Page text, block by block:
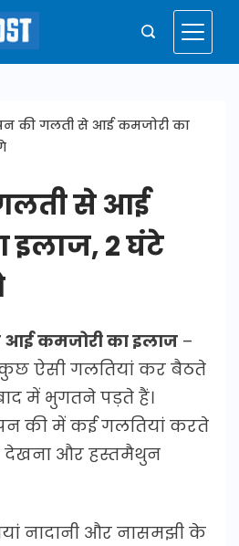
की गलती से आई कमजोरी का
से आई
इलाज, 2 घंटे
कमजोरी का इलाज –
ऐसी गलतियां कर बैठते
में भुगतने पड़ते हैं।
की में कई गलतियां करते
देखना और हस्तमैथुन
नादानी और नासमझी के